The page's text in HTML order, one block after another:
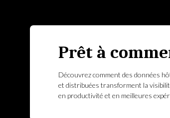
Prêt à
Découvrez comment des données
et distribuées transforment la
en productivité et en meilleures